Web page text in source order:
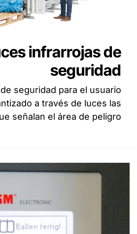
infrarrojas de
seguridad
seguridad para el usuario
a través de luces las
señalan el área de peligro